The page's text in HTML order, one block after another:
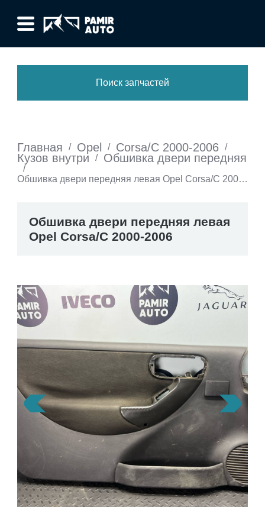
Поиск запчастей
Главная / Opel / Corsa/C 2000-2006 /
Кузов внутри / Обшивка двери передняя
/
Обшивка двери передняя левая Opel Corsa/C 2000-
Обшивка двери передняя левая
Opel Corsa/C 2000-2006